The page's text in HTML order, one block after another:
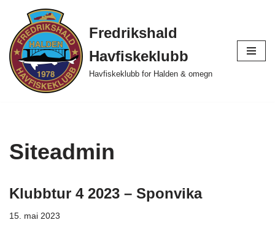
Hopp
til
innholdet
Fredrikshald
Havfiskeklubb
Havfiskeklubb for Halden & omegn
Siteadmin
Klubbtur 4 2023 – Sponvika
15. mai 2023